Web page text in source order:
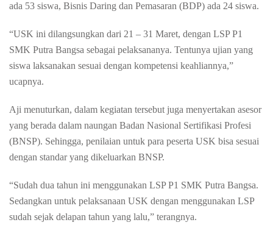
ada 53 siswa, Bisnis Daring dan Pemasaran (BDP) ada 24 siswa.
“USK ini dilangsungkan dari 21 – 31 Maret, dengan LSP P1
SMK Putra Bangsa sebagai pelaksananya. Tentunya ujian yang
siswa laksanakan sesuai dengan kompetensi keahliannya,”
ucapnya.
Aji menuturkan, dalam kegiatan tersebut juga menyertakan asesor
yang berada dalam naungan Badan Nasional Sertifikasi Profesi
(BNSP). Sehingga, penilaian untuk para peserta USK bisa sesuai
dengan standar yang dikeluarkan BNSP.
“Sudah dua tahun ini menggunakan LSP P1 SMK Putra Bangsa.
Sedangkan untuk pelaksanaan USK dengan menggunakan LSP
sudah sejak delapan tahun yang lalu,” terangnya.